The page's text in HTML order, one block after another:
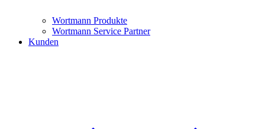
Wortmann Produkte
Wortmann Service Partner
Kunden